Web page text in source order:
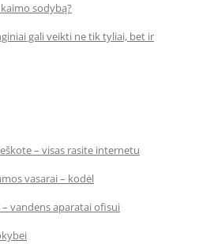
sodybą?
gali veikti ne tik tyliai, bet ir
– visas rasite internetu
vasarai – kodėl
vandens aparatai ofisui